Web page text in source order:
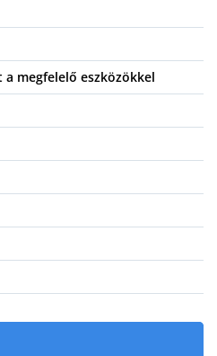
a megfelelő eszközökkel